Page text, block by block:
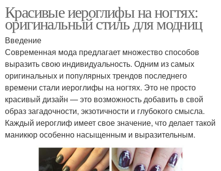
Красивые иероглифы на ногтях:
оригинальный стиль для модниц
Введение
Современная мода предлагает множество способов
выразить свою индивидуальность. Одним из самых
оригинальных и популярных трендов последнего
времени стали иероглифы на ногтях. Это не просто
красивый дизайн — это возможность добавить в свой
образ загадочности, экзотичности и глубокого смысла.
Каждый иероглиф имеет свое значение, что делает такой
маникюр особенно насыщенным и выразительным.